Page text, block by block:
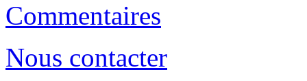
Commentaires
Nous contacter